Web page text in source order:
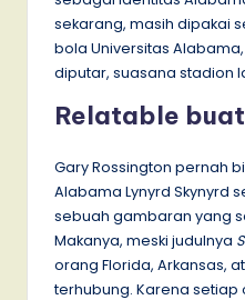
sekarang, masih dipakai
bola Universitas
diputar, suasana stadion
Relatable
Gary Rossington pernah
Alabama Lynyrd Skynyrd
sebuah gambaran yang
Makanya, meski judulnya
orang Florida, Arkansas,
terhubung. Karena setiap